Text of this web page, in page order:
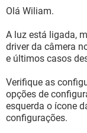
Olá Wiliam.
A luz está ligada,
driver da câmera
e últimos casos
Verifique as
opções de
esquerda o ícone
configurações.